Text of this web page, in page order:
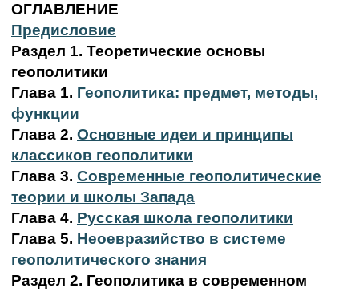
ОГЛАВЛЕНИЕ
Предисловие
Раздел 1. Теоретические основы
геополитики
Глава 1. Геополитика: предмет, методы,
функции
Глава 2. Основные идеи и принципы
классиков геополитики
Глава 3. Современные геополитические
теории и школы Запада
Глава 4. Русская школа геополитики
Глава 5. Неоевразийство в системе
геополитического знания
Раздел 2. Геополитика в современном